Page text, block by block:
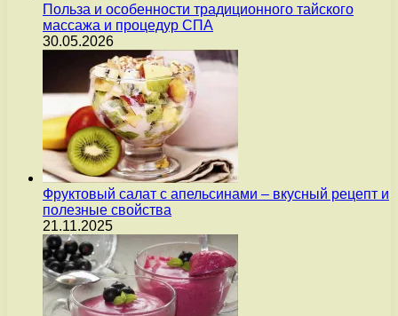
Польза и особенности традиционного тайского
массажа и процедур СПА
30.05.2026
Фруктовый салат с апельсинами – вкусный рецепт и
полезные свойства
21.11.2025